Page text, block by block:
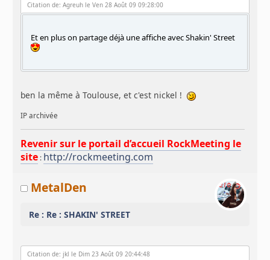
Citation de: Agreuh le Ven 28 Août 09 09:28:00
Et en plus on partage déjà une affiche avec Shakin' Street
ben la même à Toulouse, et c'est nickel !
IP archivée
Revenir sur le portail d’accueil RockMeeting le
site : http://rockmeeting.com
MetalDen
Re : Re : SHAKIN' STREET
Citation de: jkl le Dim 23 Août 09 20:44:48